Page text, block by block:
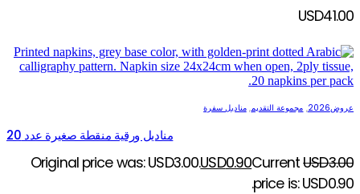
USD41.00
عروض2026 , مجموعة التقديم,مناديل سفرة
مناديل ورقية منقطة صغيرة عدد 20
USD3.00
Original price was: USD3.00.USD0.90Current
price is: USD0.90.